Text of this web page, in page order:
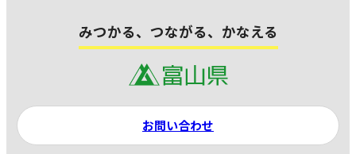
みつかる、つながる、かなえる
お問い合わせ